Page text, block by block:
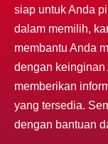
siap untuk Anda
dalam memilih,
membantu Anda
dengan keinginan
memberikan
yang tersedia.
dengan bantuan